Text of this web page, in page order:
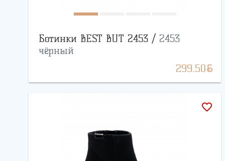
Ботинки BEST BUT 2453 / 2453
чёрный
299.50BYN
favorite_border